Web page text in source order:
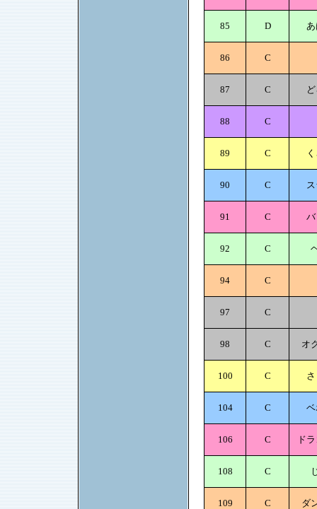
85 D
86 C
87 C
88 C
89 C
90 C
91 C
92 C
94 C
97 C
98 C オ
100 C
104 C
106 C ド
108 C
109 C ダ